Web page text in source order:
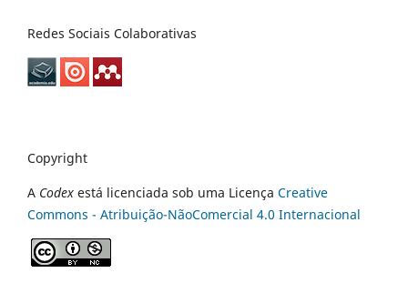
Redes Sociais Colaborativas
Copyright
A Codex está licenciada sob uma Licença Creative
Commons - Atribuição-NãoComercial 4.0 Internacional